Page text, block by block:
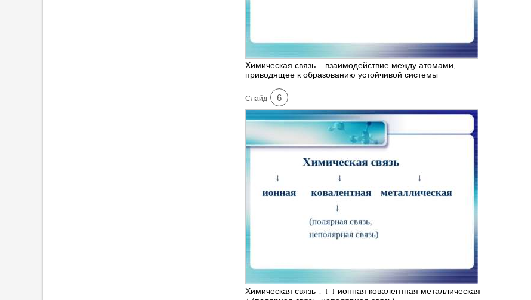
Химическая связь – взаимодействие между атомами,
приводящее к образованию устойчивой системы
Cлайд 6
Химическая связь ↓ ↓ ↓ ионная ковалентная металлическая